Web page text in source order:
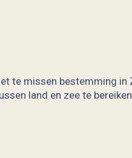
te missen bestemming
land en zee te